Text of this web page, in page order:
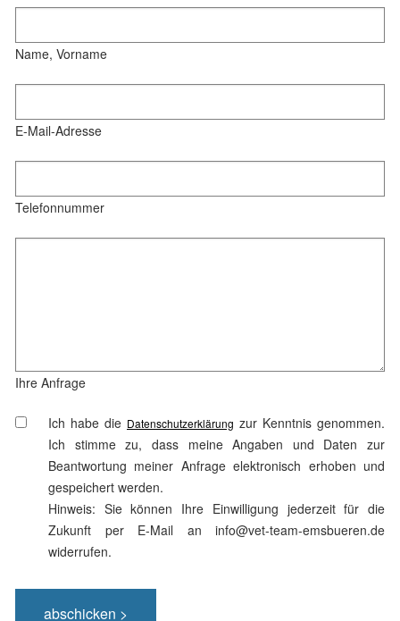
Name, Vorname
E-Mail-Adresse
Telefonnummer
Ihre Anfrage
Ich habe die Datenschutzerklärung zur Kenntnis genommen.
Ich stimme zu, dass meine Angaben und Daten zur
Beantwortung meiner Anfrage elektronisch erhoben und
gespeichert werden.
Hinweis: Sie können Ihre Einwilligung jederzeit für die
Zukunft per E-Mail an info@vet-team-emsbueren.de
widerrufen.